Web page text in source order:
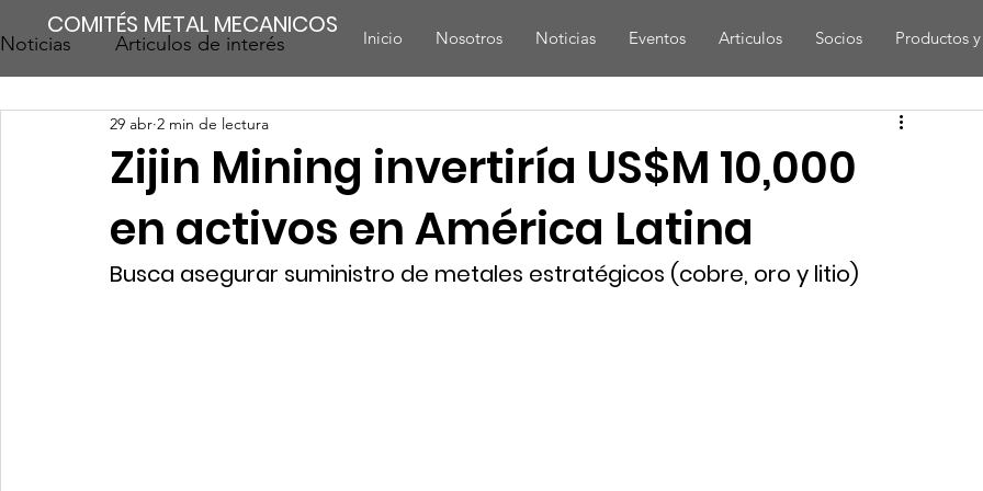
COMITÉS METAL MECANICOS Inicio Nosotros Noticias Eventos Articulos Socios Productos
Noticias Articulos de interés
Zijin Mining invertiría US$M 10,000
en activos en América Latina
29 abr 2 min de lectura
Busca asegurar suministro de metales estratégicos (cobre, oro y litio)